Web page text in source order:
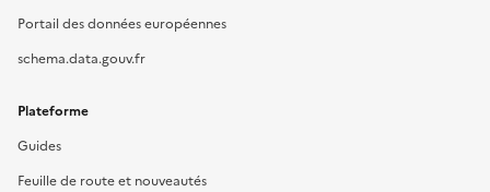
Portail des données européennes
schema.data.gouv.fr
Plateforme
Guides
Feuille de route et nouveautés